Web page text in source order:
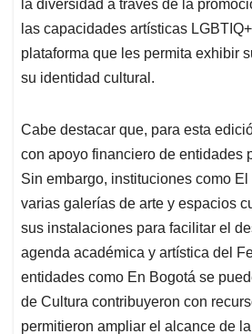
la diversidad a través de la
las capacidades artísticas
plataforma que les permita exhibir
su identidad cultural.
Cabe destacar que, para esta
con apoyo financiero de entidades
Sin embargo, instituciones como
varias galerías de arte y espacios
sus instalaciones para facilitar el
agenda académica y artística del
entidades como En Bogotá se
de Cultura contribuyeron con
permitieron ampliar el alcance de